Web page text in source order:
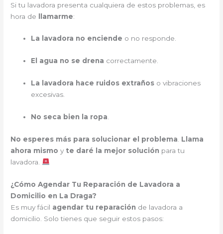
Si tu lavadora presenta cualquiera de estos problemas, es
hora de llamarme:
La lavadora no enciende o no responde.
El agua no se drena correctamente.
La lavadora hace ruidos extraños o vibraciones
excesivas.
No seca bien la ropa
No esperes más para solucionar el problema Llama
ahora mismo y te daré la mejor solución para tu
lavadora.
¿Cómo Agendar Tu Reparación de Lavadora a
Domicilio en La Draga?
Es muy fácil agendar tu reparación de lavadora a
domicilio. Solo tienes que seguir estos pasos: